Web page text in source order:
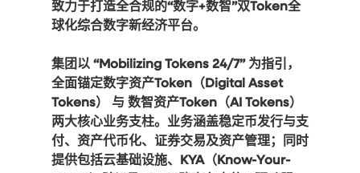
致力于打造全合规的“数字+数智”双Token全
球化综合数字新经济平台。
集团以 “Mobilizing Tokens 24/7” 为指引，
全面锚定数字资产Token（Digital Asset
Tokens） 与 数智资产Token（AI Tokens）
两大核心业务支柱。业务涵盖稳定币发行与支
付、资产代币化、证券交易及资产管理；同时
提供包括云基础设施、KYA（Know-Your-